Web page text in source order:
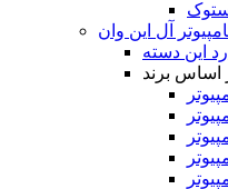
آل این وان
این دسته
اساس برند